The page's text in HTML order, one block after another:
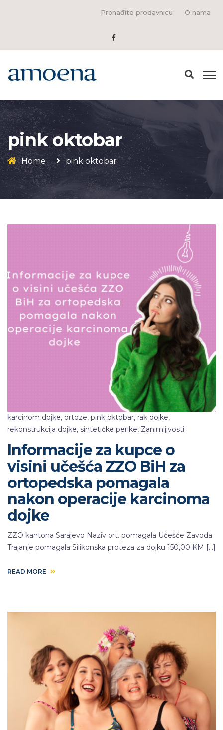
Pronađite prodavnicu O nama
pink oktobar
Home pink oktobar
karcinom dojke, ortoze, pink oktobar, rak dojke,
rekonstrukcija dojke, sintetičke perike, Zanimljivosti
Informacije za kupce o
visini učešća ZZO BiH za
ortopedska pomagala
nakon operacije karcinoma
dojke
ZZO kantona Sarajevo Naziv ort. pomagala Učešće Zavoda
Trajanje pomagala Silikonska proteza za dojku 150,00 KM […]
READ MORE